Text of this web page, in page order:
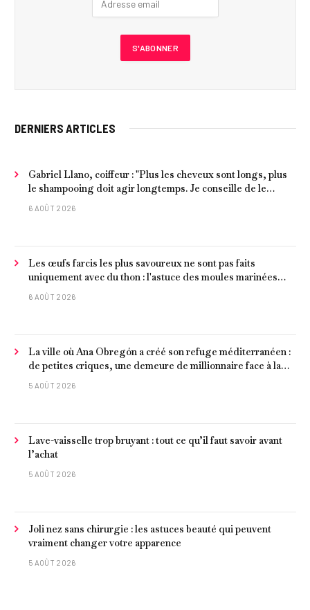
DERNIERS ARTICLES
Gabriel Llano, coiffeur : "Plus les cheveux sont longs, plus
le shampooing doit agir longtemps. Je conseille de le
laisser entre 1 et 3 minutes."
6 AOÛT 2026
Les œufs farcis les plus savoureux ne sont pas faits
uniquement avec du thon : l'astuce des moules marinées
pour les rendre beaucoup plus juteux
6 AOÛT 2026
La ville où Ana Obregón a créé son refuge méditerranéen :
de petites criques, une demeure de millionnaire face à la
mer et les meilleurs fruits de mer
5 AOÛT 2026
Lave-vaisselle trop bruyant : tout ce qu’il faut savoir avant
l’achat
5 AOÛT 2026
Joli nez sans chirurgie : les astuces beauté qui peuvent
vraiment changer votre apparence
5 AOÛT 2026